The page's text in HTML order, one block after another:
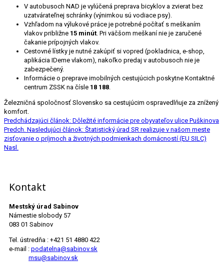
V autobusoch NAD je vylúčená preprava bicyklov a zvierat bez
uzatvárateľnej schránky (výnimkou sú vodiace psy)
Vzhľadom na výlukové práce je potrebné počítať s meškaním
vlakov približne 15 minút . Pri väčšom meškaní nie je zaručené
čakanie prípojných vlakov.
Cestovné lístky je nutné zakúpiť si vopred (pokladnica, e-shop,
aplikácia IDeme vlakom), nakoľko predaj v autobusoch nie je
zabezpečený.
Informácie o preprave imobilných cestujúcich poskytne Kontaktné
centrum ZSSK na čísle 18 188
Železničná spoločnosť Slovensko sa cestujúcim ospravedlňuje za znížený
komfort.
Predchádzajúci článok: Dôležité informácie pre obyvateľov ulice Puškinova
Predch. Nasledujúci článok: Štatistický úrad SR realizuje v našom meste
zisťovanie o príjmoch a životných podmienkach domácností (EU SILC)
Nasl.
Kontakt
Mestský úrad Sabinov
Námestie slobody 57
083 01 Sabinov
Tel. ústredňa : +421 51 4880 422
e-mail : podatelna@sabinov.sk
msu@sabinov.sk